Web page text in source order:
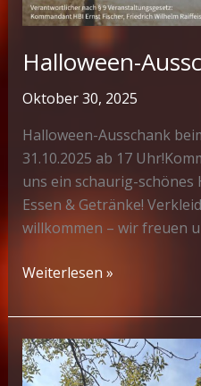
Halloween-
Oktober 30, 2025
Halloween-Ausschank
31.10.2025 ab 17
uns ein schaurig-schönes
Essen & Getränke!
willkommen – wir freuen
Halloween-
Weiterlesen »